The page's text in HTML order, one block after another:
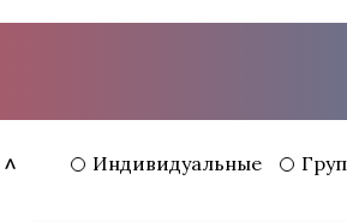
Индивидуальные